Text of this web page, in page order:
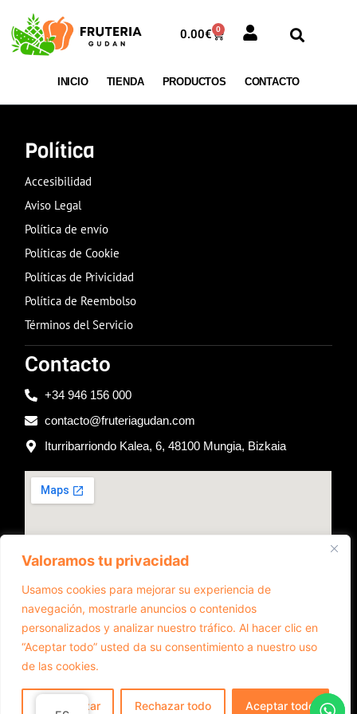
Valoramos tu privacidad
Usamos cookies para mejorar su experiencia de
navegación, mostrarle anuncios o contenidos
personalizados y analizar nuestro tráfico. Al hacer clic en
“Aceptar todo” usted da su consentimiento a nuestro uso
de las cookies.
Personalizar Rechazar todo Aceptar todo
INICIO TIENDA PRODUCTOS CONTACTO
0.00€ 0
Política
Accesibilidad
Aviso Legal
Política de envío
Políticas de Cookie
Políticas de Privicidad
Política de Reembolso
Términos del Servicio
Contacto
+34 946 156 000
contacto@fruteriagudan.com
Iturribarriondo Kalea, 6, 48100 Mungia, Bizkaia
Diseño web realizado por RK Informatika